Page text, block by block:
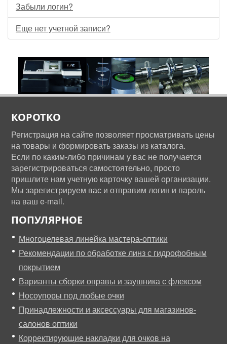
Забыли логин?
Еще нет учетной записи?
КОРОТКО
Регистрация на сайте позволяет просматривать цены
на товары и формировать заказы из каталога.
Если по каким-либо причинам у вас не получается
зарегистрироваться самостоятельно, просто
пришлите нам учетную карточку вашей организации.
Мы зарегистрируем вас и отправим логин и пароль
на ваш e-mail.
ПОПУЛЯРНОЕ
Многоцелевая линейка мастера-оптики
Рекомендации по обработке линз с гидрофобным
покрытием
Варианты сборки оправы и заушника с флексом
Носоупоры под любые очки
Принадлежности и аксессуары для магазинов-
салонов оптики
Корректирующие накладки для очков на